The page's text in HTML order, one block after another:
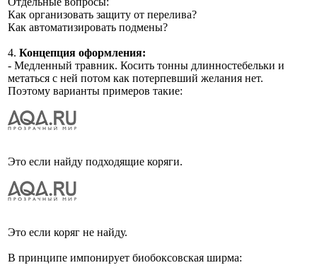
Как организовать защиту от перелива?
Как автоматизировать подмены?
4. Концепция оформления:
- Медленный травник. Косить тонны длинностебельки и
метаться с ней потом как потерпевший желания нет.
Поэтому варианты примеров такие:
Это если найду подходящие коряги.
Это если коряг не найду.
В принципе импонирует биобоксовская ширма: